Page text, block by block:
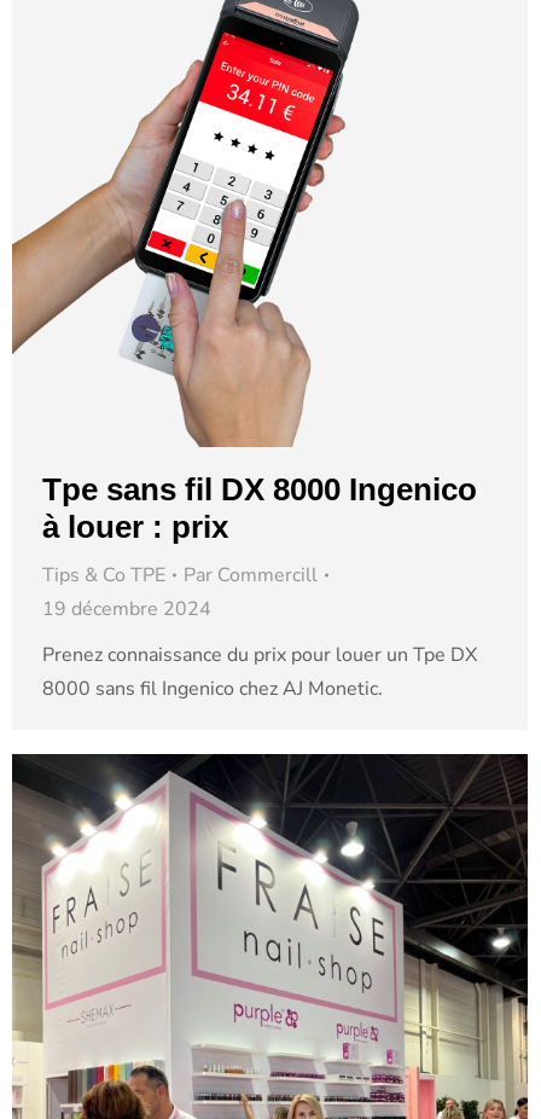
Tpe sans fil DX 8000 Ingenico
à louer : prix
Tips & Co TPE Par Commercill
19 décembre 2024
Prenez connaissance du prix pour louer un Tpe DX
8000 sans fil Ingenico chez AJ Monetic.